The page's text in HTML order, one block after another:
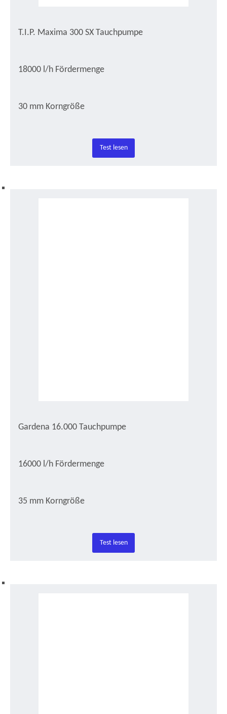
T.I.P. Maxima 300 SX Tauchpumpe
18000 l/h Fördermenge
30 mm Korngröße
Test lesen
Gardena 16.000 Tauchpumpe
16000 l/h Fördermenge
35 mm Korngröße
Test lesen